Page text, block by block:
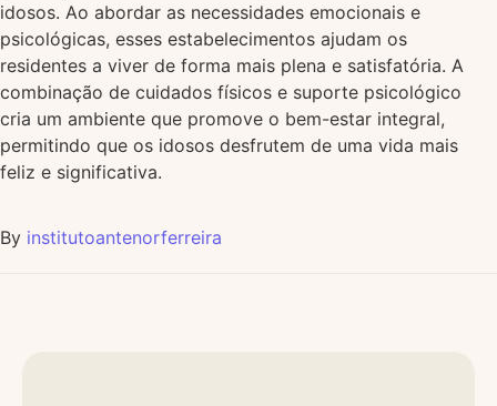
idosos. Ao abordar as necessidades emocionais e
psicológicas, esses estabelecimentos ajudam os
residentes a viver de forma mais plena e satisfatória. A
combinação de cuidados físicos e suporte psicológico
cria um ambiente que promove o bem-estar integral,
permitindo que os idosos desfrutem de uma vida mais
feliz e significativa.
By institutoantenorferreira